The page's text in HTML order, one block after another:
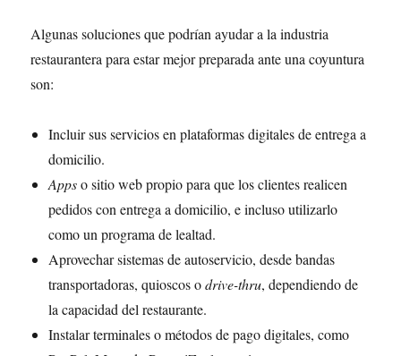
Algunas soluciones que podrían ayudar a la industria
restaurantera para estar mejor preparada ante una coyuntura
son:
Incluir sus servicios en plataformas digitales de entrega a
domicilio.
Appso sitio web propio para que los clientes realicen
pedidos con entrega a domicilio, e incluso utilizarlo
como un programa de lealtad.
Aprovechar sistemas de autoservicio, desde bandas
transportadoras, quioscos odrive-thru, dependiendo de
la capacidad del restaurante.
Instalar terminales o métodos de pago digitales, como